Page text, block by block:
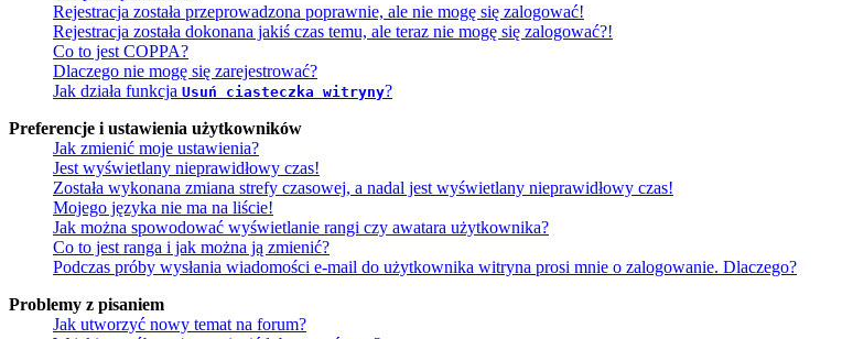
Rejestracja została przeprowadzona poprawnie, ale nie mogę się zalogować!
Rejestracja została dokonana jakiś czas temu, ale teraz nie mogę się zalogować?!
Co to jest COPPA?
Dlaczego nie mogę się zarejestrować?
Jak działa funkcja Usuń ciasteczka witryny?
Preferencje i ustawienia użytkowników
Jak zmienić moje ustawienia?
Jest wyświetlany nieprawidłowy czas!
Została wykonana zmiana strefy czasowej, a nadal jest wyświetlany nieprawidłowy czas!
Mojego języka nie ma na liście!
Jak można spowodować wyświetlanie rangi czy awatara użytkownika?
Co to jest ranga i jak można ją zmienić?
Podczas próby wysłania wiadomości e-mail do użytkownika witryna prosi mnie o zalogowanie. Dlaczego?
Problemy z pisaniem
Jak utworzyć nowy temat na forum?